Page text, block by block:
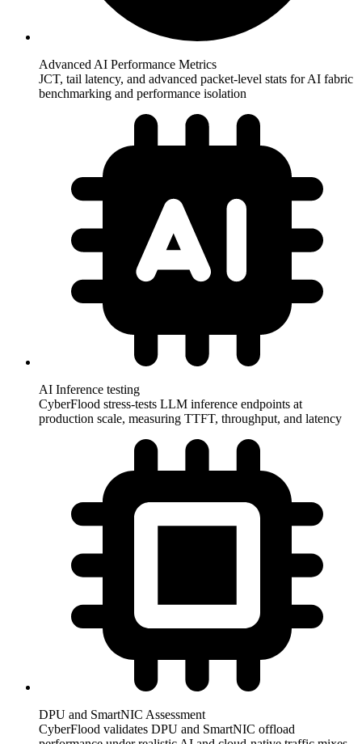
Advanced AI Performance Metrics
JCT, tail latency, and advanced packet-level stats for AI fabric
benchmarking and performance isolation
AI Inference testing
CyberFlood stress-tests LLM inference endpoints at
production scale, measuring TTFT, throughput, and latency
DPU and SmartNIC Assessment
CyberFlood validates DPU and SmartNIC offload